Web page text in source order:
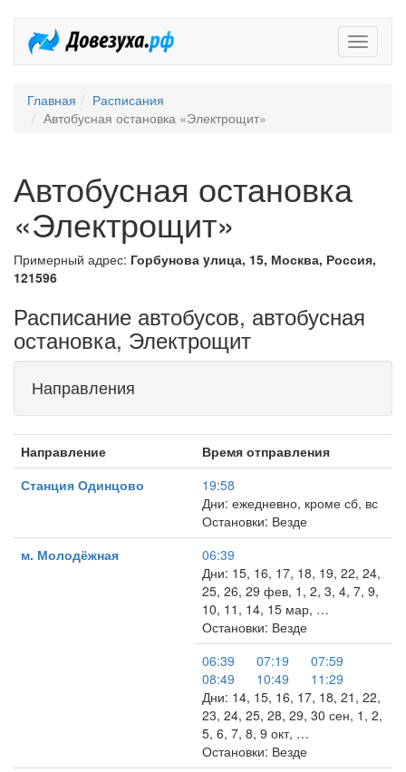
Главная
Расписания
Автобусная остановка «Электрощит»
Автобусная остановка
«Электрощит»
Примерный адрес: Горбунова yлица, 15, Москва, Россия,
121596
Расписание автобусов, автобусная
остановка, Электрощит
Направления
Направление
Время отправления
Станция Одинцово
19:58
Дни: ежедневно, кроме сб, вс
Остановки: Везде
м. Молодёжная
06:39
Дни: 15, 16, 17, 18, 19, 22, 24,
25, 26, 29 фев, 1, 2, 3, 4, 7, 9,
10, 11, 14, 15 мар, …
Остановки: Везде
06:39
07:19
07:59
08:49
10:49
11:29
Дни: 14, 15, 16, 17, 18, 21, 22,
23, 24, 25, 28, 29, 30 сен, 1, 2,
5, 6, 7, 8, 9 окт, …
Остановки: Везде